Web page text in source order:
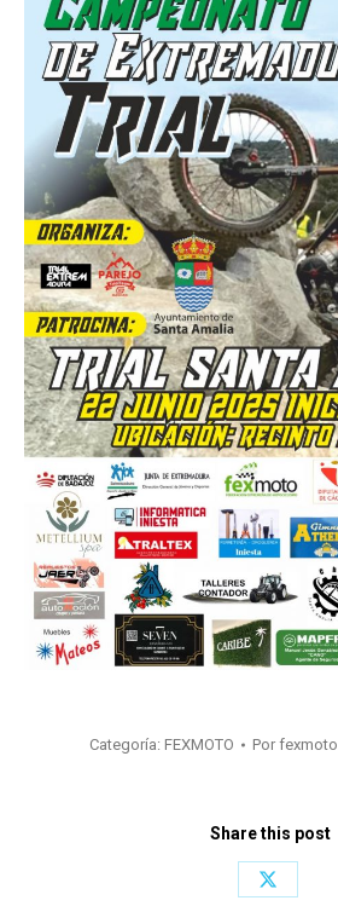
Categoría: FEXMOTO Por fexmoto
Share this post
Share